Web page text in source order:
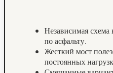
Независимая
по асфальту.
Жесткий мост
постоянных